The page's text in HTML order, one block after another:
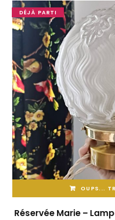
DÉJÀ PARTI
OUPS...
Réservée Marie –